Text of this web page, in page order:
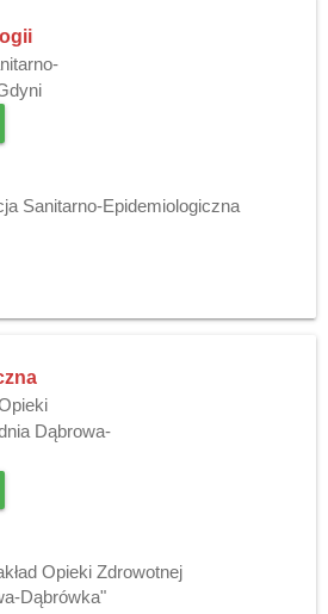
Sanitarno-Epidemiologiczna
Dąbrowa-
Opieki Zdrowotnej
Dąbrówka"